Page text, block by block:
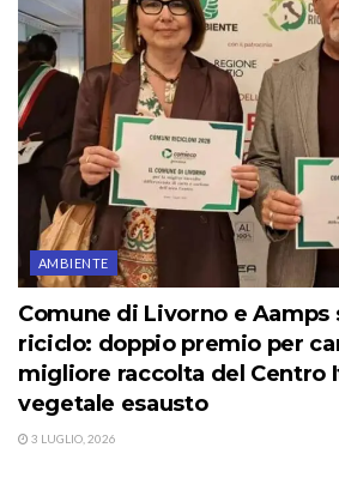
AMBIENTE
Comune di Livorno e Aamps
riciclo: doppio premio per
migliore raccolta del Centro
vegetale esausto
3 LUGLIO, 2026